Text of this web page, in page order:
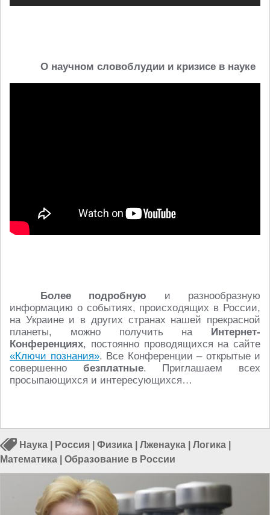
О научном словоблудии и кризисе в науке
Более подробную и разнообразную
информацию о событиях, происходящих в России,
на Украине и в других странах нашей прекрасной
планеты, можно получить на Интернет-
Конференциях, постоянно проводящихся на сайте
«Ключи познания». Все Конференции – открытые и
совершенно безплатные. Приглашаем всех
просыпающихся и интересующихся…
Наука Россия Физика Лженаука Логика
Математика
Образование в России